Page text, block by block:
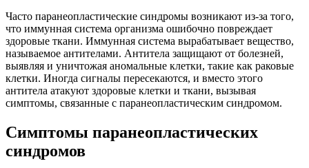
Часто паранеопластические синдромы возникают из-за того,
что иммунная система организма ошибочно повреждает
здоровые ткани. Иммунная система вырабатывает вещество,
называемое антителами. Антитела защищают от болезней,
выявляя и уничтожая аномальные клетки, такие как раковые
клетки. Иногда сигналы пересекаются, и вместо этого
антитела атакуют здоровые клетки и ткани, вызывая
симптомы, связанные с паранеопластическим синдромом.
Симптомы паранеопластических
синдромов